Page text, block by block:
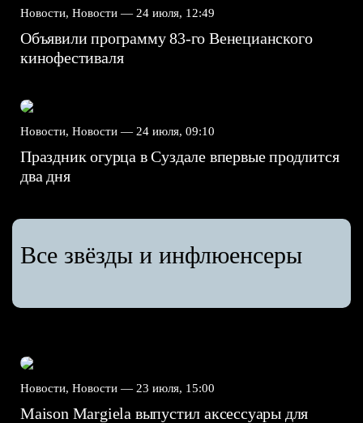
Новости, Новости — 24 июля, 12:49
Объявили программу 83-го Венецианского
кинофестиваля
Новости, Новости — 24 июля, 09:10
Праздник огурца в Суздале впервые продлится
два дня
Все звёзды и инфлюенсеры
Новости, Новости — 23 июля, 15:00
Maison Margiela выпустил аксессуары для